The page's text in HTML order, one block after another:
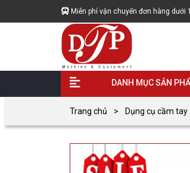
Miễn phí vận chuyển đơn hàng dưới
DANH MỤC SẢN
Trang chủ Dụng cụ cầm tay